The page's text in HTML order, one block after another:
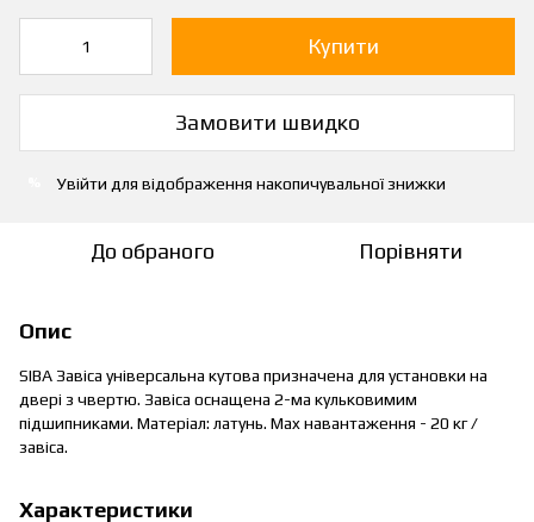
Купити
Замовити швидко
Увійти для відображення накопичувальної знижки
До обраного Порівняти
Опис
SIBA Завіса універсальна кутова призначена для установки на
двері з чвертю. Завіса оснащена 2-ма кульковимим
підшипниками. Матеріал: латунь. Max навантаження - 20 кг /
завіса.
Характеристики